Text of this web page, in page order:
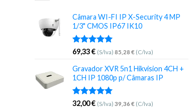
Câmara WI-FI IP X-Security 4 MP
1/3" CMOS IP67 IK10
Avaliação
69,33€ (S/Iva) 85,28 € (C/Iva)
Gravador XVR 5n1 Hikvision 4CH +
1CH IP 1080p p/ Câmaras IP
Avaliação
32,00€ (S/Iva) 39,36 € (C/Iva)